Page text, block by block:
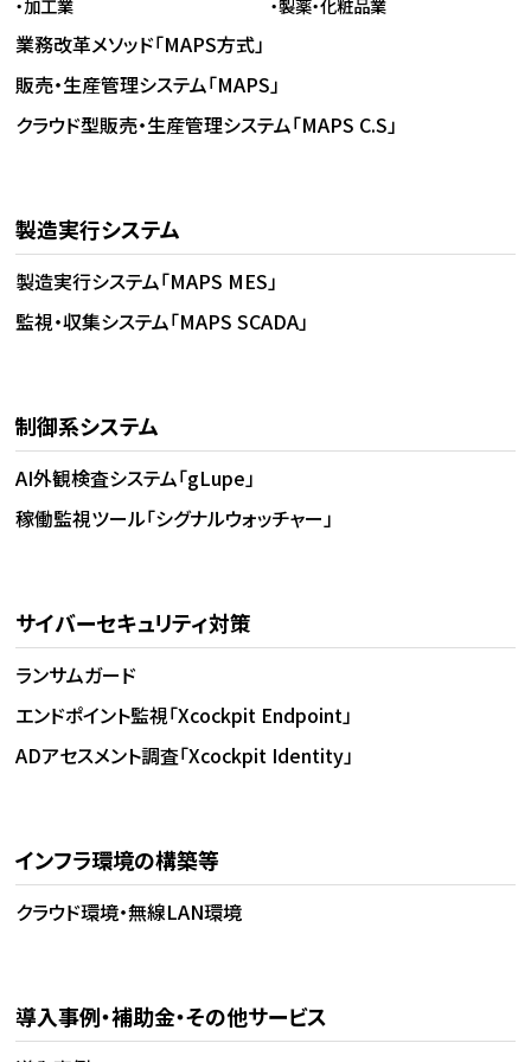
・加工業 ・製薬・化粧品業
業務改革メソッド「MAPS方式」
販売・生産管理システム「MAPS」
クラウド型販売・生産管理システム「MAPS C.S」
製造実行システム
製造実行システム「MAPS MES」
監視・収集システム「MAPS SCADA」
制御系システム
AI外観検査システム「gLupe」
稼働監視ツール「シグナルウォッチャー」
サイバーセキュリティ対策
ランサムガード
エンドポイント監視「Xcockpit Endpoint」
ADアセスメント調査「Xcockpit Identity」
インフラ環境の構築等
クラウド環境・無線LAN環境
導入事例・補助金・その他サービス